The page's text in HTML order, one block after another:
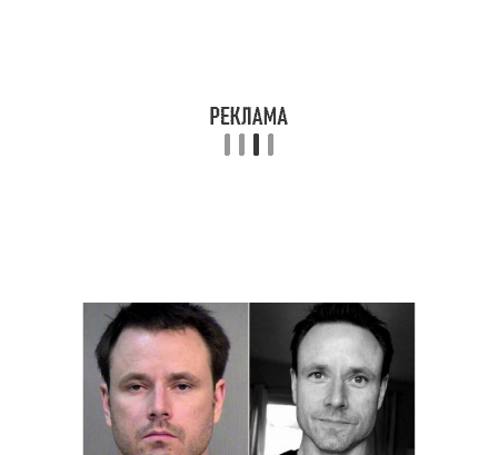
отказа
Курения в домашних
условиях
Активность при отказе